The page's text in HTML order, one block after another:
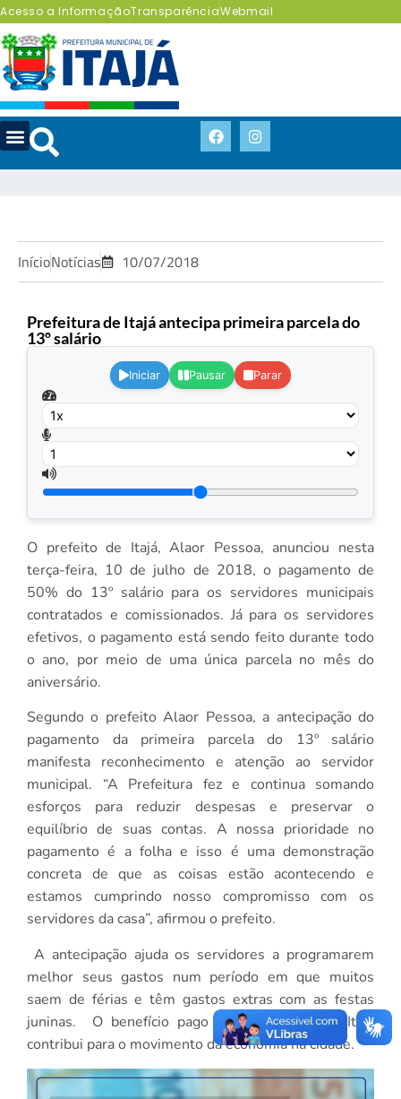
Acesso a InformaçãoTransparênciaWebmail
InícioNotícias 10/07/2018
Prefeitura de Itajá antecipa primeira parcela do
13º salário
Iniciar Pausar Parar
O prefeito de Itajá, Alaor Pessoa, anunciou nesta
terça-feira, 10 de julho de 2018, o pagamento de
50% do 13º salário para os servidores municipais
contratados e comissionados. Já para os servidores
efetivos, o pagamento está sendo feito durante todo
o ano, por meio de uma única parcela no mês do
aniversário.
Segundo o prefeito Alaor Pessoa, a antecipação do
pagamento da primeira parcela do 13º salário
manifesta reconhecimento e atenção ao servidor
municipal. “A Prefeitura fez e continua somando
esforços para reduzir despesas e preservar o
equilíbrio de suas contas. A nossa prioridade no
pagamento é a folha e isso é uma demonstração
concreta de que as coisas estão acontecendo e
estamos cumprindo nosso compromisso com os
servidores da casa”, afirmou o prefeito.
A antecipação ajuda os servidores a programarem
melhor seus gastos num período em que muitos
saem de férias e têm gastos extras com as festas
juninas. O benefício pago aos servidores de Itajá
contribui para o movimento da economia na cidade.